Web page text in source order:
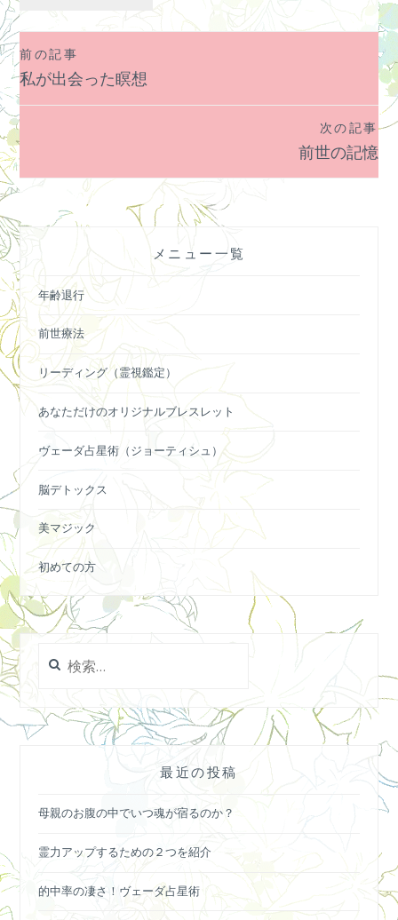
投
稿
ナ
ビ
ゲ
ー
シ
ョ
ン
前の記事
私が出会った瞑想
次の記事
前世の記憶
メニュー一覧
年齢退行
前世療法
リーディング（霊視鑑定）
あなただけのオリジナルブレスレット
ヴェーダ占星術（ジョーティシュ）
脳デトックス
美マジック
初めての方
索:
最近の投稿
母親のお腹の中でいつ魂が宿るのか？
霊力アップするための２つを紹介
的中率の凄さ！ヴェーダ占星術